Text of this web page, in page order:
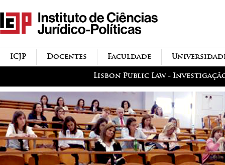
principal
icjp
menu-institucional Faculdade
Docentes
ICJP
Lisbon Public Law -